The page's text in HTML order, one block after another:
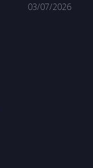
03/07/2026